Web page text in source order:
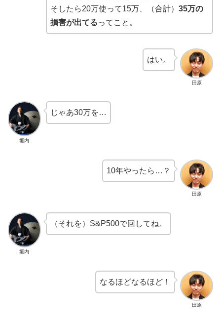
そしたら20万使って15万、（合計） 35万の
損害が出てるってこと。
田原
はい。
垣内
じゃあ30万を…
田原
10年やったら…？
垣内
（それを）S&P500で回してね。
田原
なるほどなるほど！